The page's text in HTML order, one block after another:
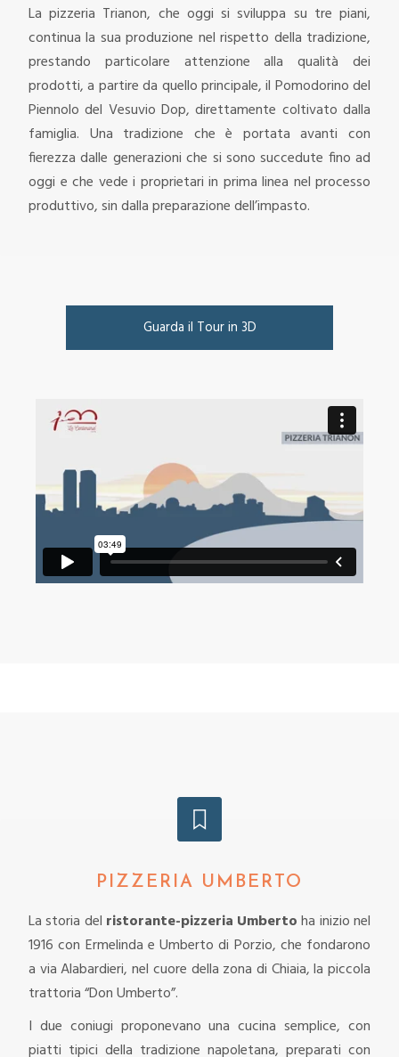
La pizzeria Trianon, che oggi si sviluppa su tre piani,
continua la sua produzione nel rispetto della tradizione,
prestando particolare attenzione alla qualità dei
prodotti, a partire da quello principale, il Pomodorino del
Piennolo del Vesuvio Dop, direttamente coltivato dalla
famiglia. Una tradizione che è portata avanti con
fierezza dalle generazioni che si sono succedute fino ad
oggi e che vede i proprietari in prima linea nel processo
produttivo, sin dalla preparazione dell’impasto.
Guarda il Tour in 3D
PIZZERIA UMBERTO
La storia del ristorante-pizzeria Umbertoha inizio nel
1916 con Ermelinda e Umberto di Porzio, che fondarono
a via Alabardieri, nel cuore della zona di Chiaia, la piccola
trattoria “Don Umberto”.
I due coniugi proponevano una cucina semplice, con
piatti tipici della tradizione napoletana, preparati con